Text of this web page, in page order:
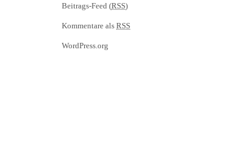
Beitrags-Feed (RSS)
Kommentare als RSS
WordPress.org